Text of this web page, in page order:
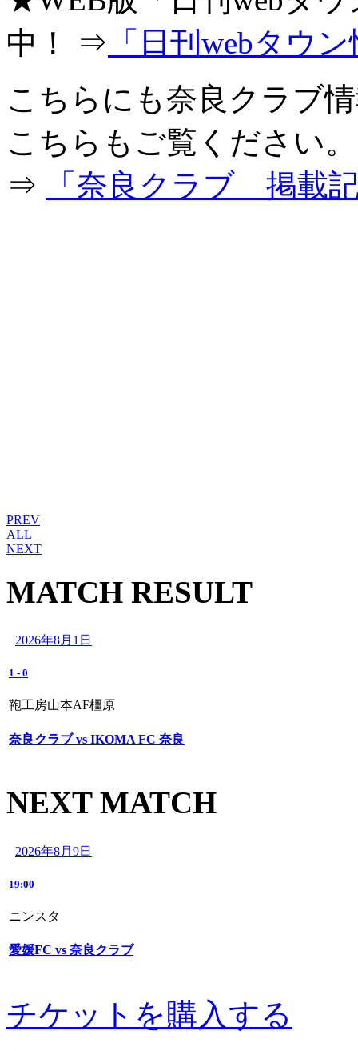
中！ ⇒ 「日刊webタウ
こちらにも奈良クラブ
こちらもご覧ください。
⇒
「奈良クラブ 掲載
PREV
ALL
NEXT
MATCH RESULT
2026年8月1日
1 - 0
鞄工房山本AF橿原
奈良クラブ vs IKOMA FC 奈良
NEXT MATCH
2026年8月9日
19:00
ニンスタ
愛媛FC vs 奈良クラブ
チケットを購入する